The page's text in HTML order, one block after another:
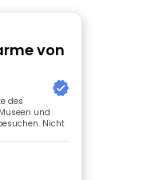
von
des
und
Nicht